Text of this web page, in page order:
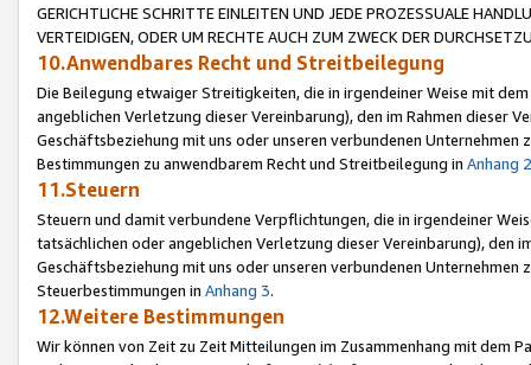
GERICHTLICHE SCHRITTE EINLEITEN UND JEDE PROZESSUALE
VERTEIDIGEN, ODER UM RECHTE AUCH ZUM ZWECK DER
10.Anwendbares Recht und Streitbeilegung
Die Beilegung etwaiger Streitigkeiten, die in irgendeiner Weise mit
angeblichen Verletzung dieser Vereinbarung), den im Rahmen dieser
Geschäftsbeziehung mit uns oder unseren verbundenen
Bestimmungen zu anwendbarem Recht und Streitbeilegung in Anhang 2
11.Steuern
Steuern und damit verbundene Verpflichtungen, die in irgendeiner
tatsächlichen oder angeblichen Verletzung dieser Vereinbarung), den
Geschäftsbeziehung mit uns oder unseren verbundenen
Steuerbestimmungen in Anhang 3.
12.Weitere Bestimmungen
Wir können von Zeit zu Zeit Mitteilungen im Zusammenhang mit dem